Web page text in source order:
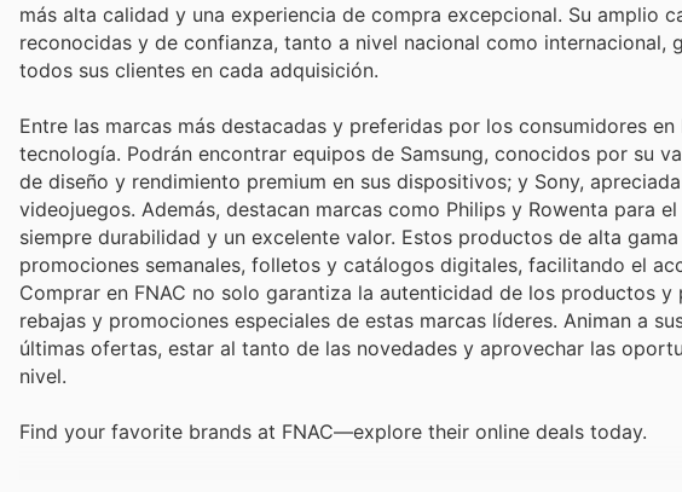
más alta calidad y una experiencia de compra excepcional. Su amplio
reconocidas y de confianza, tanto a nivel nacional como
todos sus clientes en cada adquisición.
Entre las marcas más destacadas y preferidas por los consumidores
tecnología. Podrán encontrar equipos de Samsung, conocidos por su
de diseño y rendimiento premium en sus dispositivos; y Sony,
videojuegos. Además, destacan marcas como Philips y Rowenta para
siempre durabilidad y un excelente valor. Estos productos de alta
promociones semanales, folletos y catálogos digitales, facilitando el
Comprar en FNAC no solo garantiza la autenticidad de los productos
rebajas y promociones especiales de estas marcas líderes. Animan a
últimas ofertas, estar al tanto de las novedades y aprovechar las
nivel.
Find your favorite brands at FNAC—explore their online deals today.